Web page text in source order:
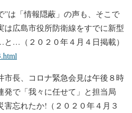
”は「情報隠蔽」の声も、そこで
は広島市役所防衛線をすでに新型
…（２０２０年４月４日掲載）
市長、コロナ緊急会見は午後８時
発で「我々に任せて」と担当局
忘れたか!（２０２０年４月３